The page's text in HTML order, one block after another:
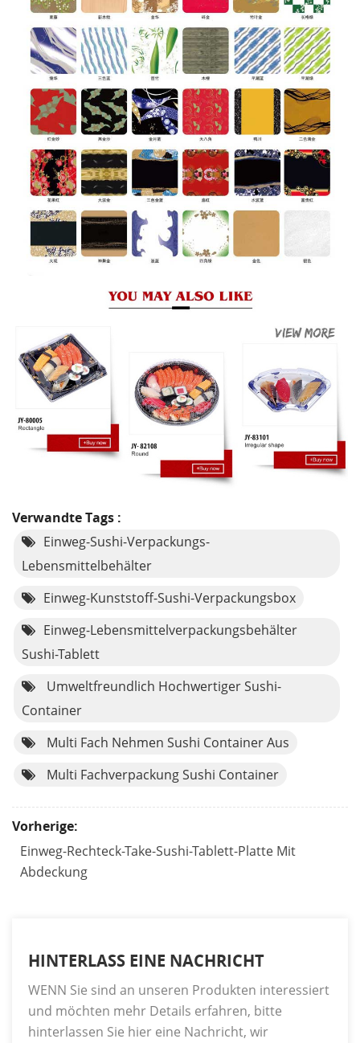
Verwandte Tags :
Einweg-Sushi-Verpackungs-
Lebensmittelbehälter
Einweg-Kunststoff-Sushi-Verpackungsbox
Einweg-Lebensmittelverpackungsbehälter
Sushi-Tablett
Umweltfreundlich Hochwertiger Sushi-
Container
Multi Fach Nehmen Sushi Container Aus
Multi Fachverpackung Sushi Container
Vorherige:
Einweg-Rechteck-Take-Sushi-Tablett-Platte Mit
Abdeckung
HINTERLASS EINE NACHRICHT
WENN Sie sind an unseren Produkten interessiert
und möchten mehr Details erfahren, bitte
hinterlassen Sie hier eine Nachricht, wir